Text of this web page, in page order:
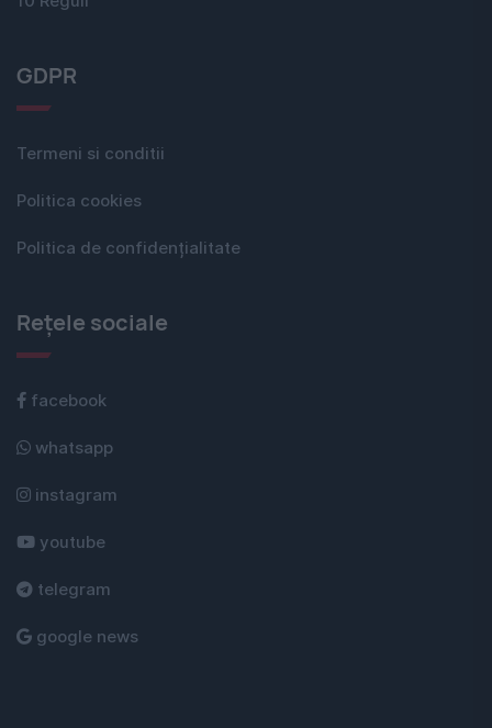
GDPR
Termeni si conditii
Politica cookies
Politica de confidențialitate
Rețele sociale
facebook
whatsapp
instagram
youtube
telegram
google news